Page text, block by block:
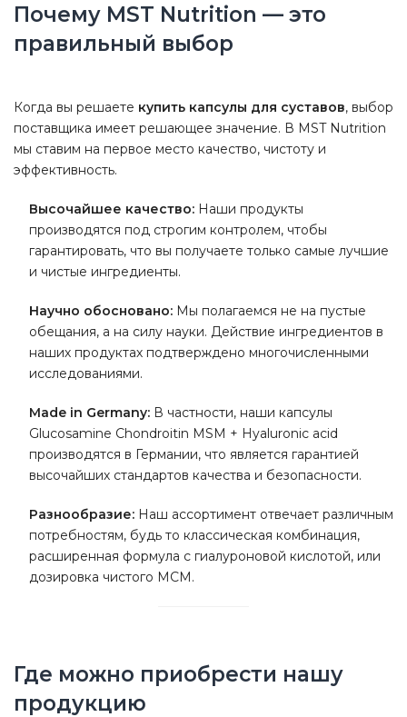
Почему MST Nutrition — это
правильный выбор
Когда вы решаете купить капсулы для суставов, выбор
поставщика имеет решающее значение. В MST Nutrition
мы ставим на первое место качество, чистоту и
эффективность.
Высочайшее качество: Наши продукты
производятся под строгим контролем, чтобы
гарантировать, что вы получаете только самые лучшие
и чистые ингредиенты.
Научно обосновано: Мы полагаемся не на пустые
обещания, а на силу науки. Действие ингредиентов в
наших продуктах подтверждено многочисленными
исследованиями.
Made in Germany: В частности, наши капсулы
Glucosamine Chondroitin MSM + Hyaluronic acid
производятся в Германии, что является гарантией
высочайших стандартов качества и безопасности.
Разнообразие: Наш ассортимент отвечает различным
потребностям, будь то классическая комбинация,
расширенная формула с гиалуроновой кислотой, или
дозировка чистого МСМ.
Где можно приобрести нашу
продукцию